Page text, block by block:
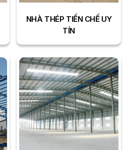
NHÀ THÉP TIỀN CHẾ UY
TÍN